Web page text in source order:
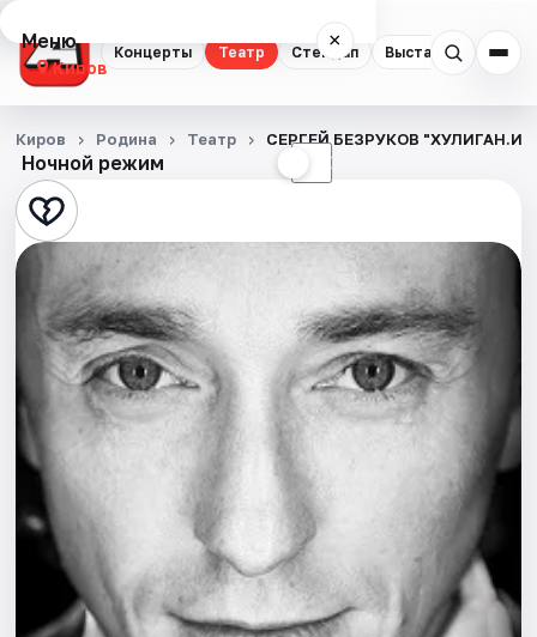
Концерты Театр Стендап Выставки
Меню ×
Киров
Концерты
Театр
Стендап
Выставки
Квесты
Экскурсии
Спорт
События
Города
Ночной режим ☾
Киров Родина Театр СЕРГЕЙ БЕЗРУКОВ